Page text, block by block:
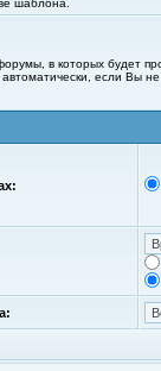
шаблона.
в которых будет
если Вы